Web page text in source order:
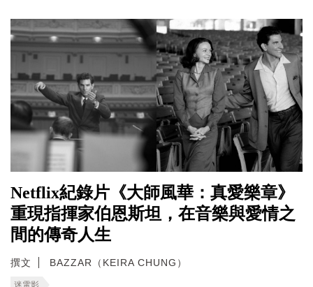
Netflix紀錄片《大師風華：真愛樂章》
重現指揮家伯恩斯坦，在音樂與愛情之
間的傳奇人生
撰文 BAZZAR（KEIRA CHUNG）
迷電影